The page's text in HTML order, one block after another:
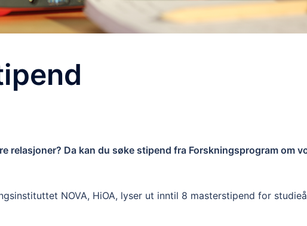
relasjoner? Da kan du søke stipend fra Forskningsprogram om
NOVA, HiOA, lyser ut inntil 8 masterstipend for